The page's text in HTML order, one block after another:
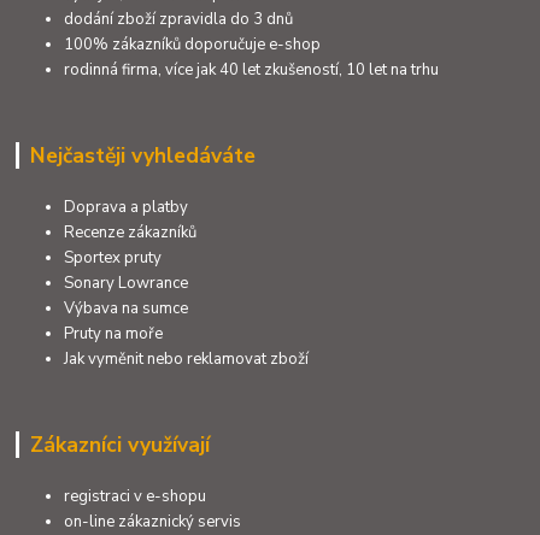
dodání zboží zpravidla do 3 dnů
100% zákazníků doporučuje e-shop
rodinná firma, více jak 40 let zkušeností, 10 let na trhu
Nejčastěji vyhledáváte
Doprava a platby
Recenze zákazníků
Sportex pruty
Sonary Lowrance
Výbava na sumce
Pruty na moře
Jak vyměnit nebo reklamovat zboží
Zákazníci využívají
registraci v e-shopu
on-line zákaznický servis